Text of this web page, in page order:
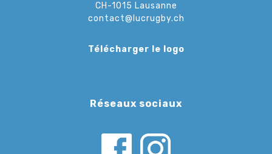
CH-1015 Lausanne
contact@lucrugby.ch
Télécharger le logo
Réseaux sociaux